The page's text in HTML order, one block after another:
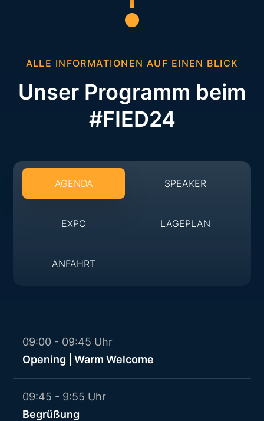
ALLE INFORMATIONEN AUF EINEN BLICK
Unser Programm beim
#FIED24
AGENDA SPEAKER
EXPO LAGEPLAN
ANFAHRT
09:00 - 09:45 Uhr
Opening | Warm Welcome
09:45 - 9:55 Uhr
Begrüßung